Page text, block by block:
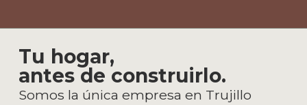
Tu hogar,
antes de construirlo.
Somos la única empresa en Trujillo